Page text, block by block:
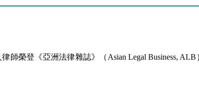
榮登《亞洲法律雜誌》（Asian Legal Business,